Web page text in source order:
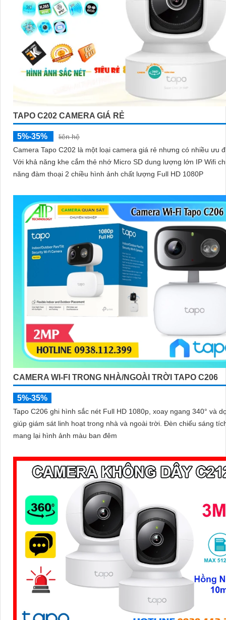
TAPO C202 CAMERA GIÁ RẺ
5%-35%
liên hệ
Camera Tapo C202 là một loại camera giá rẻ nhưng có nhiều ưu
Với khả năng khe cắm thẻ nhớ Micro SD dung lượng lớn IP Wifi
năng đàm thoại 2 chiều hình ảnh chất lượng Full HD 1080P
CAMERA WI-FI TRONG NHÀ/NGOÀI TRỜI TAPO C206
5%-35%
Tapo C206 ghi hình sắc nét Full HD 1080p, xoay ngang 340° và
giúp giám sát linh hoạt trong nhà và ngoài trời. Đèn chiếu sáng tích hợp
mang lại hình ảnh màu ban đêm